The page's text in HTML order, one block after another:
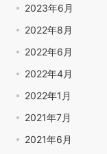
2023年6月
2022年8月
2022年6月
2022年4月
2022年1月
2021年7月
2021年6月